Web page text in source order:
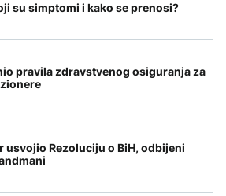
su simptomi i kako se prenosi?
pravila zdravstvenog osiguranja za
usvojio Rezoluciju o BiH, odbijeni